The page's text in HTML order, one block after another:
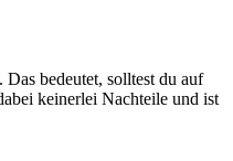
bedeutet, solltest du auf
keinerlei Nachteile und ist